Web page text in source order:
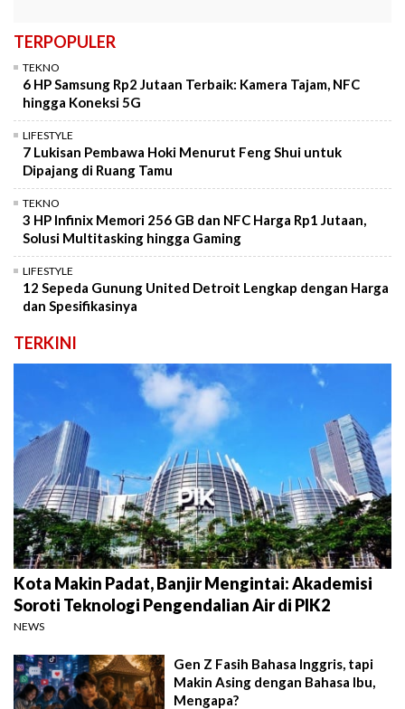
TERPOPULER
TEKNO
6 HP Samsung Rp2 Jutaan Terbaik: Kamera Tajam, NFC
hingga Koneksi 5G
LIFESTYLE
7 Lukisan Pembawa Hoki Menurut Feng Shui untuk
Dipajang di Ruang Tamu
TEKNO
3 HP Infinix Memori 256 GB dan NFC Harga Rp1 Jutaan,
Solusi Multitasking hingga Gaming
LIFESTYLE
12 Sepeda Gunung United Detroit Lengkap dengan Harga
dan Spesifikasinya
TERKINI
Kota Makin Padat, Banjir Mengintai: Akademisi
Soroti Teknologi Pengendalian Air di PIK2
NEWS
Gen Z Fasih Bahasa Inggris, tapi
Makin Asing dengan Bahasa Ibu,
Mengapa?